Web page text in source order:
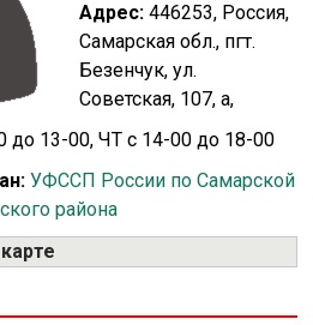
Адрес: 446253, Россия,
Самарская обл., пгт.
Безенчук, ул.
Советская, 107, а,
до 13-00, ЧТ с 14-00 до 18-00
УФССП России по Самарской
района